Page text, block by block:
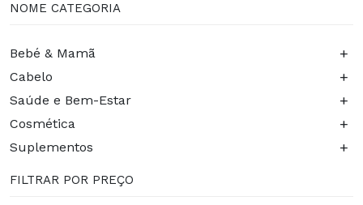
NOME CATEGORIA
Bebé & Mamã +
Cabelo +
Saúde e Bem-Estar +
Cosmética +
Suplementos +
FILTRAR POR PREÇO